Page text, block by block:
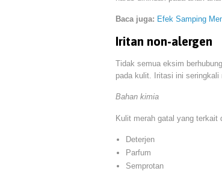
Baca juga: Efek Samping
Iritan non-alergen
Tidak semua eksim
pada kulit. Iritasi ini seringkali
Bahan kimia
Kulit merah gatal yang terkait
Deterjen
Parfum
Semprotan